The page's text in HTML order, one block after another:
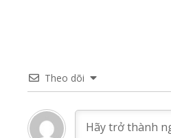
Theo dõi